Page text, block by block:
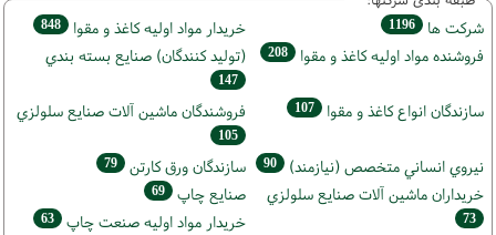
شركت ها 1196 خريدار مواد اوليه كاغذ و مقوا 848
فروشنده مواد اوليه كاغذ و مقوا 208 (تولید كنندگان) صنايع بسته بندي
147
سازندگان انواع کاغذ و مقوا 107 فروشندگان ماشين آلات صنايع سلولزي
105
نيروي انساني متخصص (نیازمند) 90 سازندگان ورق كارتن 79
خریداران ماشين آلات صنايع سلولزي
73
صنايع چاپ 69
خريدار مواد اوليه صنعت چاپ 63